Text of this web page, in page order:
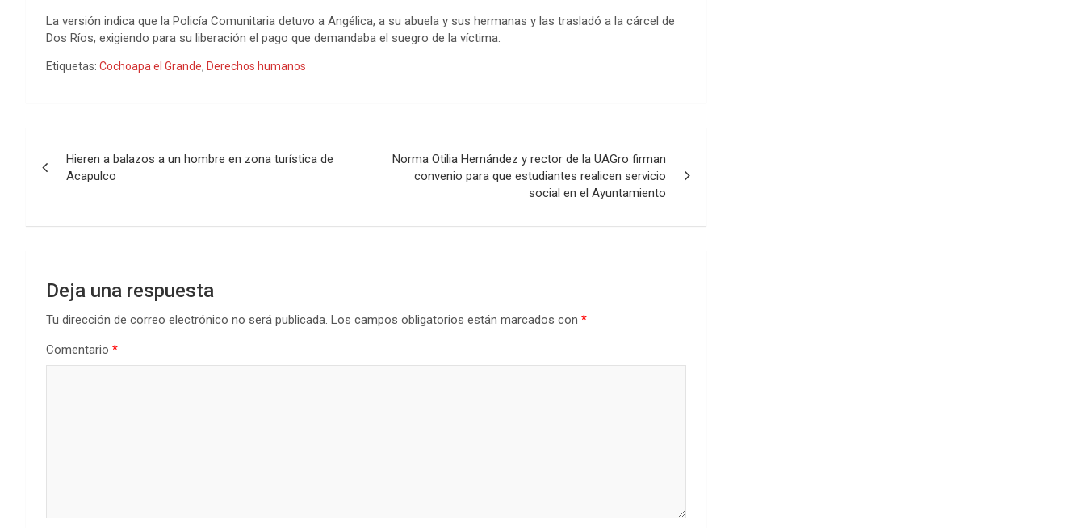
La versión indica que la Policía Comunitaria detuvo a Angélica, a su abuela y sus hermanas y las trasladó a la cárcel de
Dos Ríos, exigiendo para su liberación el pago que demandaba el suegro de la víctima.
Etiquetas: Cochoapa el Grande, Derechos humanos
de
Hieren a balazos a un hombre en zona turística de
Acapulco
Norma Otilia Hernández y rector de la UAGro firman
convenio para que estudiantes realicen servicio
social en el Ayuntamiento
Deja una respuesta
Tu dirección de correo electrónico no será publicada. Los campos obligatorios están marcados con *
Comentario *